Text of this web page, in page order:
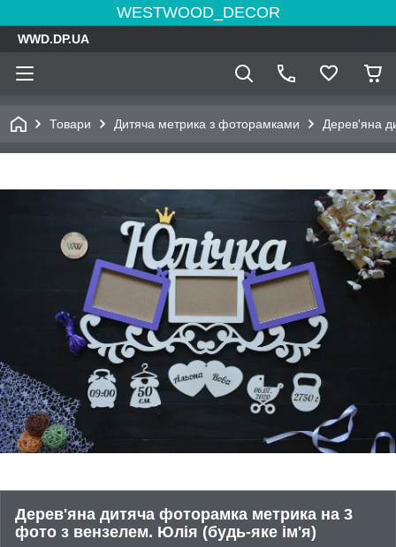
WESTWOOD_DECOR
WWD.DP.UA
Товари Дитяча метрика з фоторамками Дерев'яна
Дерев'яна дитяча фоторамка метрика на 3
фото з вензелем. Юлія (будь-яке ім'я)